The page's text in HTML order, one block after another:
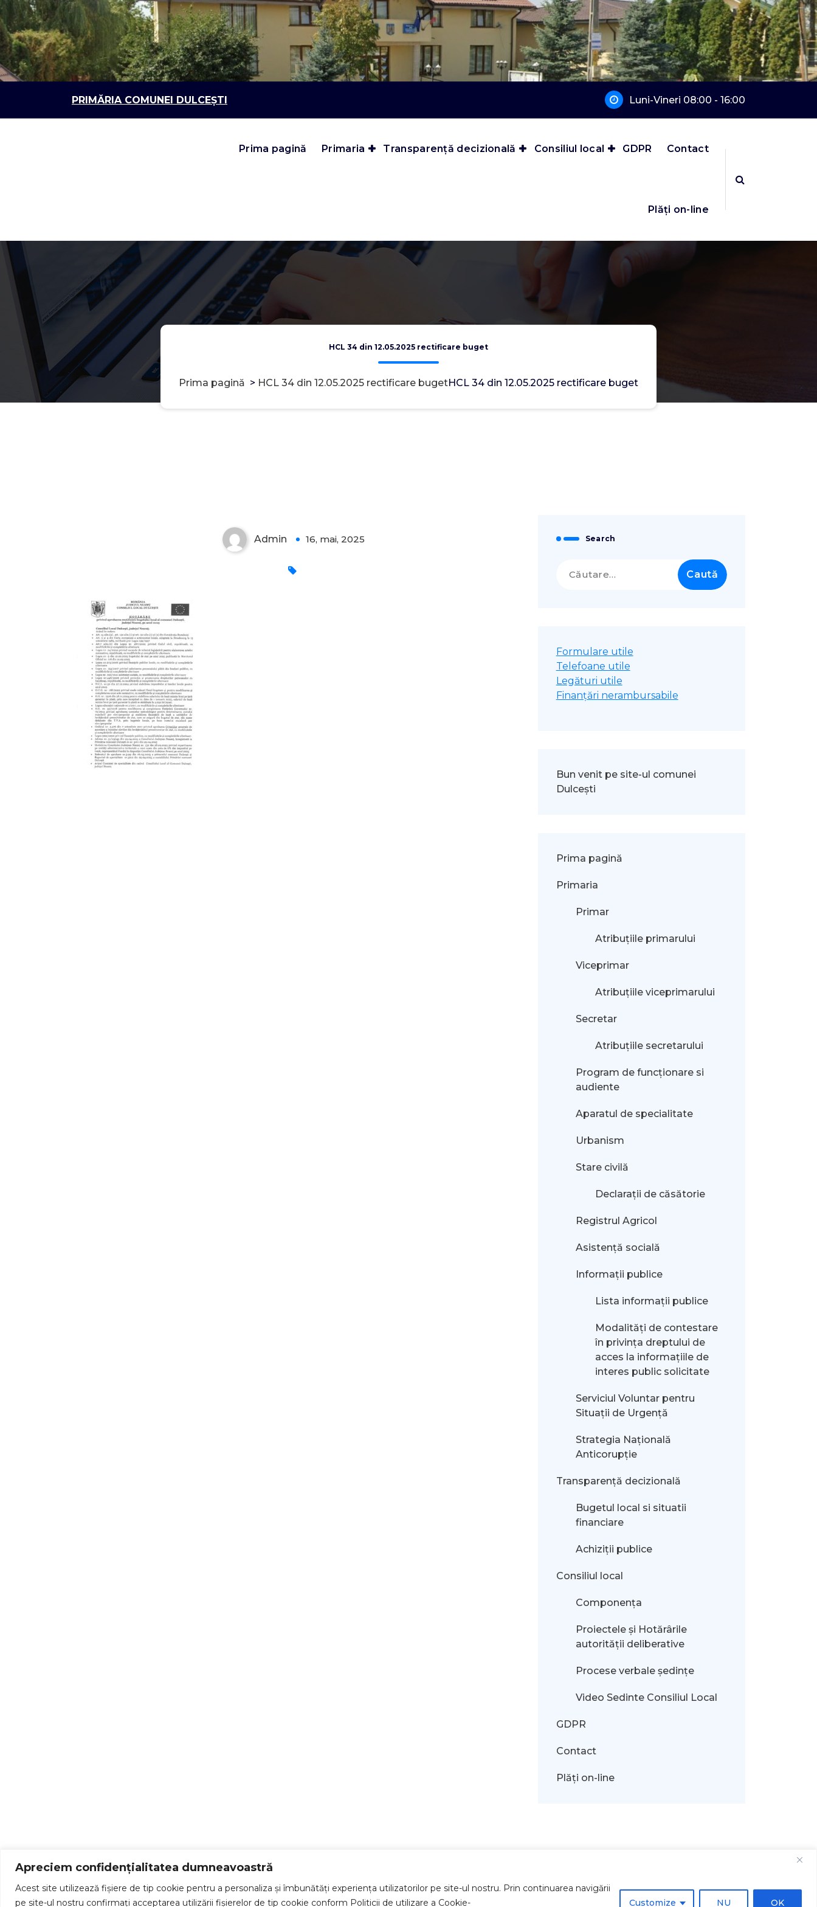
Apreciem confidențialitatea dumneavoastră
Acest site utilizează fişiere de tip cookie pentru a personaliza și îmbunătăți experiența utilizatorilor pe site-ul nostru. Prin continuarea navigării
pe site-ul nostru confirmați acceptarea utilizării fişierelor de tip cookie conform Politicii de utilizare a Cookie-
Customize NU OK
Sari
la
conținut
PRIMĂRIA COMUNEI DULCEȘTI Luni-Vineri 08:00 - 16:00
Prima pagină Primaria Transparență decizională Consiliul local GDPR Contact
Plăți on-line
HCL 34 din 12.05.2025 rectificare buget
Prima pagină > HCL 34 din 12.05.2025 rectificare bugetHCL 34 din 12.05.2025 rectificare buget
Admin 16, mai, 2025 Search
după:
Formulare utile
Telefoane utile
Legături utile
Finanțări nerambursabile
Bun venit pe site-ul comunei
Dulcești
Prima pagină
Primaria
Primar
Atribuțiile primarului
Viceprimar
Atribuțiile viceprimarului
Secretar
Atribuțiile secretarului
Program de funcționare si
audiente
Aparatul de specialitate
Urbanism
Stare civilă
Declarații de căsătorie
Registrul Agricol
Asistență socială
Informații publice
Lista informații publice
Modalităţi de contestare
în privinţa dreptului de
acces la informaţiile de
interes public solicitate
Serviciul Voluntar pentru
Situații de Urgență
Strategia Națională
Anticorupție
Transparență decizională
Bugetul local si situatii
financiare
Achiziții publice
Consiliul local
Componența
Proiectele și Hotărârile
autorității deliberative
Procese verbale ședințe
Video Sedinte Consiliul Local
GDPR
Contact
Plăți on-line
Drepturi de autor © 2026